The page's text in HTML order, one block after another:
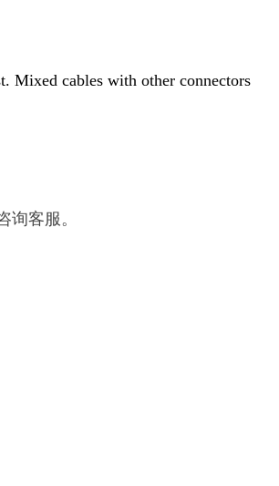
Mixed cables with other connectors
客服。